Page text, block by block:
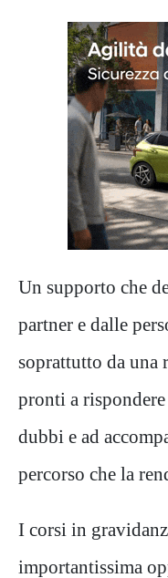
Un supporto che
partner e dalle
soprattutto da una
pronti a
dubbi e ad
percorso che la
I corsi in
importantissima